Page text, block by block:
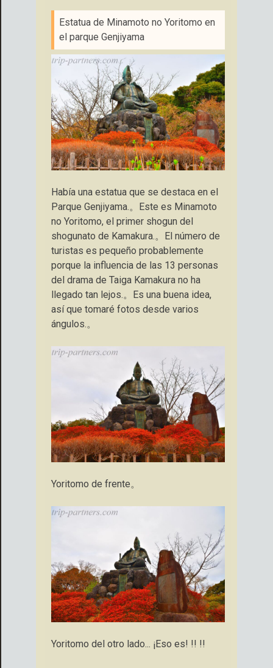
Estatua de Minamoto no Yoritomo en
el parque Genjiyama
Había una estatua que se destaca en el
Parque Genjiyama.。Este es Minamoto
no Yoritomo, el primer shogun del
shogunato de Kamakura.。El número de
turistas es pequeño probablemente
porque la influencia de las 13 personas
del drama de Taiga Kamakura no ha
llegado tan lejos.。Es una buena idea,
así que tomaré fotos desde varios
ángulos.。
Yoritomo de frente。
Yoritomo del otro lado... ¡Eso es! !! !!